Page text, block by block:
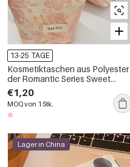
13-25 TAGE
Kosmetiktaschen aus Polyester
der Romantic Series Sweet
Flower Kollektion für Damen
€1,20
MOQ von 1 Stk.
Lager in China